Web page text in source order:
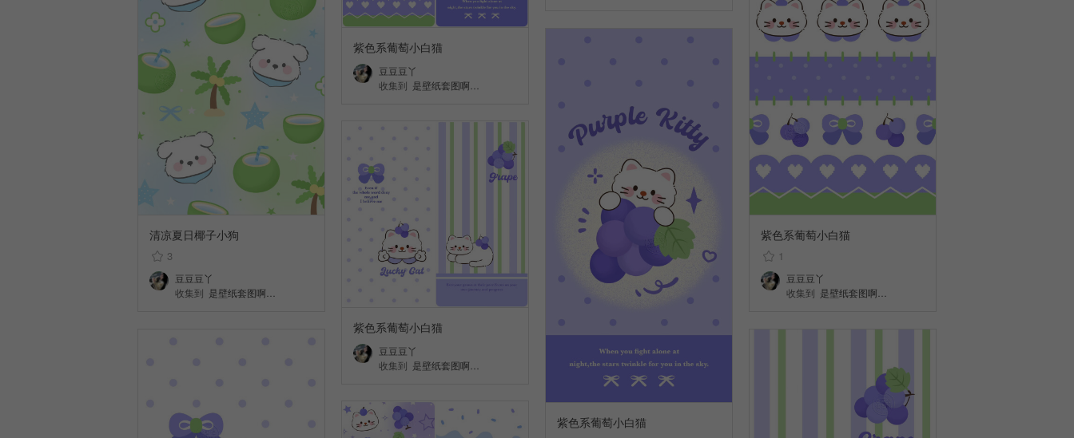
清凉夏日椰子小狗
3
豆豆豆丫
收集到 是壁纸套图啊…
紫色系葡萄小白猫
豆豆豆丫
收集到 是壁纸套图啊…
紫色系葡萄小白猫
1
豆豆豆丫
收集到 是壁纸套图啊…
紫色系葡萄小白猫
紫色系葡萄小白猫
豆豆豆丫
收集到 是壁纸套图啊…